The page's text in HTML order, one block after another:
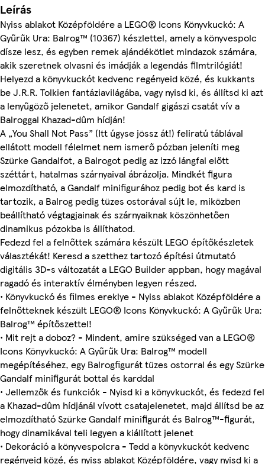
Leírás
Nyiss ablakot Középföldére a LEGO® Icons Könyvkuckó: A
Gyűrűk Ura: Balrog™ (10367) készlettel, amely a könyvespolc
dísze lesz, és egyben remek ajándékötlet mindazok számára,
akik szeretnek olvasni és imádják a legendás filmtrilógiát!
Helyezd a könyvkuckót kedvenc regényeid közé, és kukkants
be J.R.R. Tolkien fantáziavilágába, vagy nyisd ki, és állítsd ki azt
a lenyűgöző jelenetet, amikor Gandalf gigászi csatát vív a
Balroggal Khazad-dûm hídján!
A „You Shall Not Pass” (Itt úgyse jössz át!) feliratú táblával
ellátott modell félelmet nem ismerő pózban jeleníti meg
Szürke Gandalfot, a Balrogot pedig az izzó lángfal előtt
széttárt, hatalmas szárnyaival ábrázolja. Mindkét figura
elmozdítható, a Gandalf minifigurához pedig bot és kard is
tartozik, a Balrog pedig tüzes ostorával sújt le, miközben
beállítható végtagjainak és szárnyaiknak köszönhetően
dinamikus pózokba is állíthatod.
Fedezd fel a felnőttek számára készült LEGO építőkészletek
választékát! Keresd a szetthez tartozó építési útmutató
digitális 3D-s változatát a LEGO Builder appban, hogy magával
ragadó és interaktív élményben legyen részed.
• Könyvkuckó és filmes ereklye ⁠- Nyiss ablakot Középföldére a
felnőtteknek készült LEGO® Icons Könyvkuckó: A Gyűrűk Ura:
Balrog™ építőszettel!
• Mit rejt a doboz? - Mindent, amire szükséged van a LEGO®
Icons Könyvkuckó: A Gyűrűk Ura: Balrog™ modell
megépítéséhez, egy Balrogfigurát tüzes ostorral és egy Szürke
Gandalf minifigurát bottal és karddal
• Jellemzők és funkciók - Nyisd ki a könyvkuckót, és fedezd fel
a Khazad-dûm hídjánál vívott csatajelenetet, majd állítsd be az
elmozdítható Szürke Gandalf minifigurát és Balrog™-figurát,
hogy dinamikával teli legyen a kiállított jelenet
• Dekoráció a könyvespolcra - Tedd a könyvkuckót kedvenc
regényeid közé, és nyiss ablakot Középföldére, vagy nyisd ki a